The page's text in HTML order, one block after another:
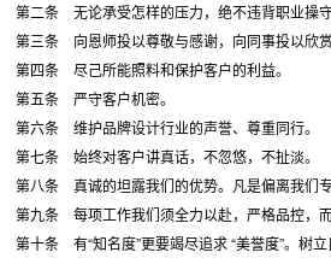
第二条 无论承受怎样的压力，绝不违背职业操
第三条 向恩师投以尊敬与感谢，向同事投以欣
第四条 尽己所能照料和保护客户的利益。
第五条 严守客户机密。
第六条 维护品牌设计行业的声誉、尊重同行。
第七条 始终对客户讲真话，不忽悠，不扯淡。
第八条 真诚的坦露我们的优势。凡是偏离我们
第九条 每项工作我们须全力以赴，严格品控，
第十条 有“知名度”更要竭尽追求 “美誉度”。树立